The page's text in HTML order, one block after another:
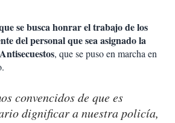
se busca honrar el trabajo de los
del personal que sea asignado la
, que se puso en marcha en
convencidos de que es
dignificar a nuestra policía,